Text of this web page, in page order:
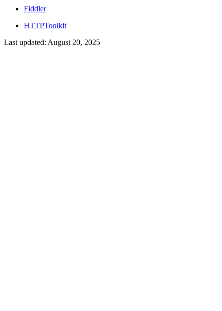
Fiddler
HTTPToolkit
Last updated: August 20, 2025